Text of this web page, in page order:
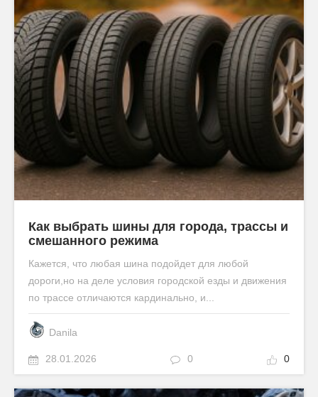
Как выбрать шины для города, трассы и
смешанного режима
Кажется, что любая шина подойдет для любой
дороги,но на деле условия городской езды и движения
по трассе отличаются кардинально, и...
Danila
28.01.2026 0 0